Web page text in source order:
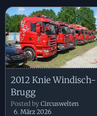
2012 Knie Windisch-
Brugg
Posted by Circuswelten
6. März 2026